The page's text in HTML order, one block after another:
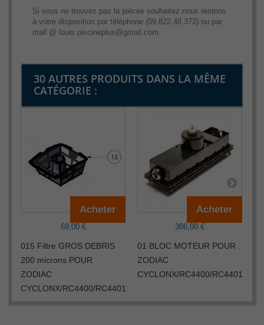
Si vous ne trouvez pas la pièces souhaitez nous restons
à votre disposition par téléphone (09.822.48.372) ou par
mail @ louis.piscineplus@gmail.com
30 AUTRES PRODUITS DANS LA MÊME
CATÉGORIE :
69,00 €
Acheter
015 Filtre GROS DEBRIS
200 microns POUR
ZODIAC
CYCLONX/RC4400/RC4401
386,00 €
Acheter
01 BLOC MOTEUR POUR
ZODIAC
CYCLONX/RC4400/RC4401